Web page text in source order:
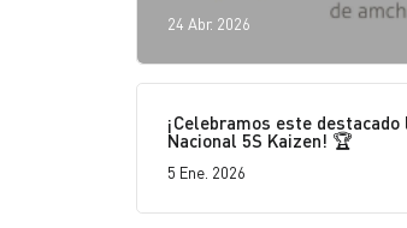
24 Abr. 2026
¡Celebramos este
Nacional 5S Kaizen! 🏆
5 Ene. 2026